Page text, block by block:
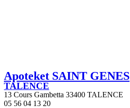
Apoteket SAINT GENES
TALENCE
13 Cours Gambetta 33400 TALENCE
05 56 04 13 20